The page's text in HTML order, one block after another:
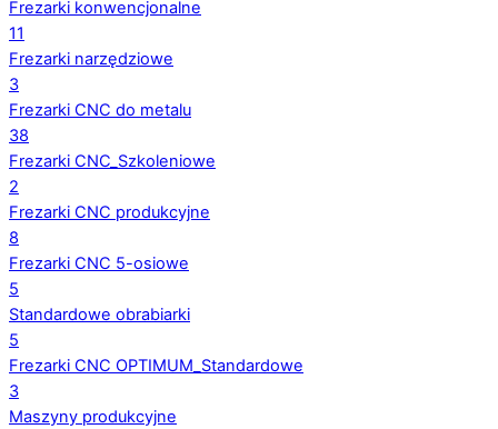
Frezarki konwencjonalne
11
Frezarki narzędziowe
3
Frezarki CNC do metalu
38
Frezarki CNC_Szkoleniowe
2
Frezarki CNC produkcyjne
8
Frezarki CNC 5-osiowe
5
Standardowe obrabiarki
5
Frezarki CNC OPTIMUM_Standardowe
3
Maszyny produkcyjne